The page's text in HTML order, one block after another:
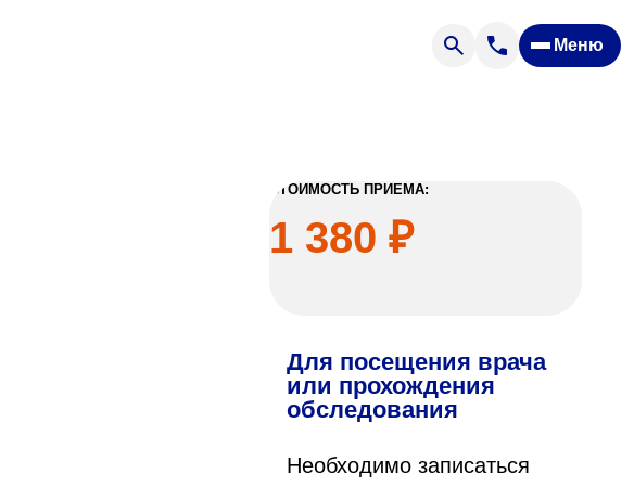
Меню
для слабовидящих
профилакторий «Парус»
СТОИМОСТЬ ПРИЕМА:
1 380 ₽
Для посещения врача
или прохождения
обследования
Необходимо записаться